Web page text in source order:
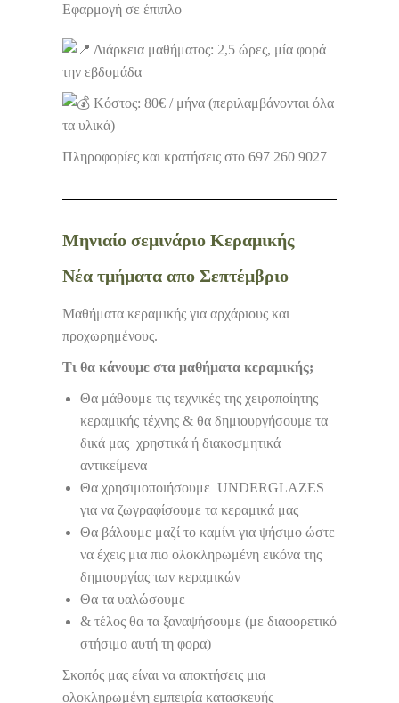
Εφαρμογή σε έπιπλο
Διάρκεια μαθήματος: 2,5 ώρες, μία φορά
την εβδομάδα
Κόστος: 80€ / μήνα (περιλαμβάνονται όλα
τα υλικά)
Πληροφορίες και κρατήσεις στο 697 260 9027
Μηνιαίο σεμινάριο Κεραμικής
Νέα τμήματα απο Σεπτέμβριο
Μαθήματα κεραμικής για αρχάριους και
προχωρημένους.
Τι θα κάνουμε στα μαθήματα κεραμικής;
Θα μάθουμε τις τεχνικές της χειροποίητης
κεραμικής τέχνης & θα δημιουργήσουμε τα
δικά μας χρηστικά ή διακοσμητικά
αντικείμενα
Θα χρησιμοποιήσουμε UNDERGLAZES
για να ζωγραφίσουμε τα κεραμικά μας
Θα βάλουμε μαζί το καμίνι για ψήσιμο ώστε
να έχεις μια πιο ολοκληρωμένη εικόνα της
δημιουργίας των κεραμικών
Θα τα υαλώσουμε
& τέλος θα τα ξαναψήσουμε (με διαφορετικό
στήσιμο αυτή τη φορα)
Σκοπός μας είναι να αποκτήσεις μια
ολοκληρωμένη εμπειρία κατασκευής